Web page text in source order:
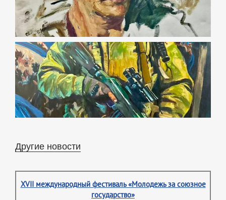
Другие новости
XVII международный фестиваль «Молодежь за союзное
государство»